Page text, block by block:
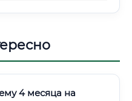
4 месяца на